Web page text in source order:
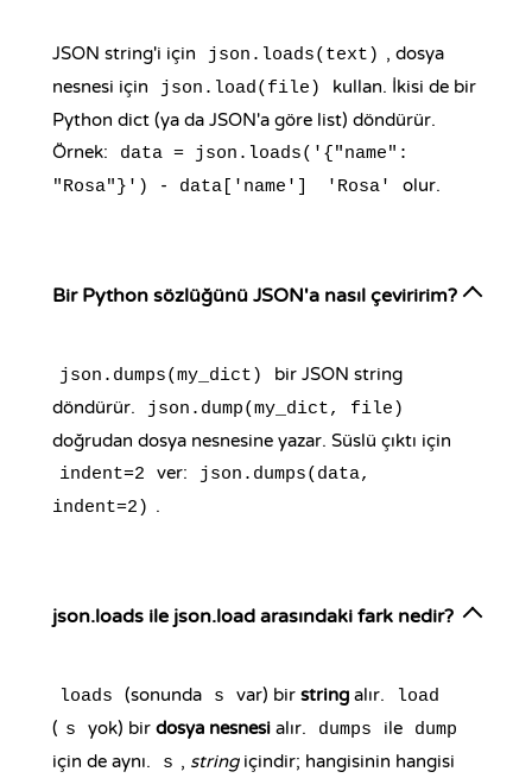
JSON string'i için json.loads(text) , dosya
nesnesi için
json.load(file)
kullan. İkisi de bir
Python dict (ya da JSON'a göre list) döndürür.
Örnek:
data = json.loads('{"name":
"Rosa"}')
- data['name'] 'Rosa' olur.
Bir Python sözlüğünü JSON'a nasıl çeviririm?
json.dumps(my_dict)
bir JSON string
döndürür.
json.dump(my_dict, file)
doğrudan dosya nesnesine yazar. Süslü çıktı için
indent=2 ver:
json.dumps(data,
indent=2) .
json.loads ile json.load arasındaki fark nedir?
loads (sonunda s var) bir string alır. load
( s yok) bir dosya nesnesi alır. dumps ile dump
için de aynı. s , stringiçindir; hangisinin hangisi